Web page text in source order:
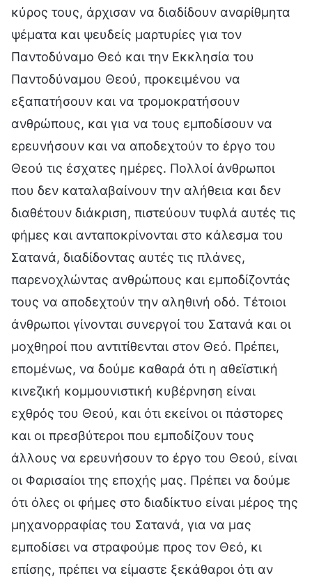
κύρος τους, άρχισαν να διαδίδουν αναρίθμητα
ψέματα και ψευδείς μαρτυρίες για τον
Παντοδύναμο Θεό και την Εκκλησία του
Παντοδύναμου Θεού, προκειμένου να
εξαπατήσουν και να τρομοκρατήσουν
ανθρώπους, και για να τους εμποδίσουν να
ερευνήσουν και να αποδεχτούν το έργο του
Θεού τις έσχατες ημέρες. Πολλοί άνθρωποι
που δεν καταλαβαίνουν την αλήθεια και δεν
διαθέτουν διάκριση, πιστεύουν τυφλά αυτές τις
φήμες και ανταποκρίνονται στο κάλεσμα του
Σατανά, διαδίδοντας αυτές τις πλάνες,
παρενοχλώντας ανθρώπους και εμποδίζοντάς
τους να αποδεχτούν την αληθινή οδό. Τέτοιοι
άνθρωποι γίνονται συνεργοί του Σατανά και οι
μοχθηροί που αντιτίθενται στον Θεό. Πρέπει,
επομένως, να δούμε καθαρά ότι η αθεϊστική
κινεζική κομμουνιστική κυβέρνηση είναι
εχθρός του Θεού, και ότι εκείνοι οι πάστορες
και οι πρεσβύτεροι που εμποδίζουν τους
άλλους να ερευνήσουν το έργο του Θεού, είναι
οι Φαρισαίοι της εποχής μας. Πρέπει να δούμε
ότι όλες οι φήμες στο διαδίκτυο είναι μέρος της
μηχανορραφίας του Σατανά, για να μας
εμποδίσει να στραφούμε προς τον Θεό, κι
επίσης, πρέπει να είμαστε ξεκάθαροι ότι αν